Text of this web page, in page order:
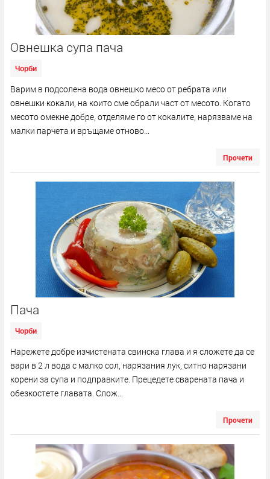
Овнешка супа пача
Чорби
Варим в подсолена вода овнешко месо от ребрата или
овнешки кокали, на които сме обрали част от месото. Когато
месото омекне добре, отделяме го от кокалите, нарязваме на
малки парчета и връщаме отново...
Прочети
Пача
Чорби
Нарежете добре изчистената свинска глава и я сложете да се
вари в 2 л вода с малко сол, нарязания лук, ситно нарязани
корени за супа и подправките. Прецедете сварената пача и
обезкостете главата. Слож...
Прочети